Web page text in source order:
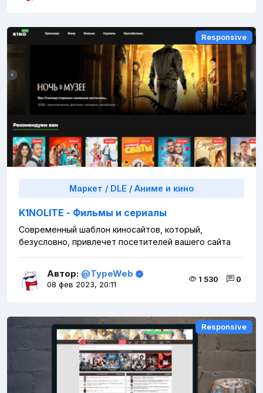
Responsive
Responsive
Маркет / DLE / Аниме и кино
K1NOLITE - Фильмы и сериалы
Современный шаблон киносайтов, который,
безусловно, привлечет посетителей вашего сайта
Автор: @TypeWeb
08 фев 2023, 20:11
1 530 0
Responsive
Responsive